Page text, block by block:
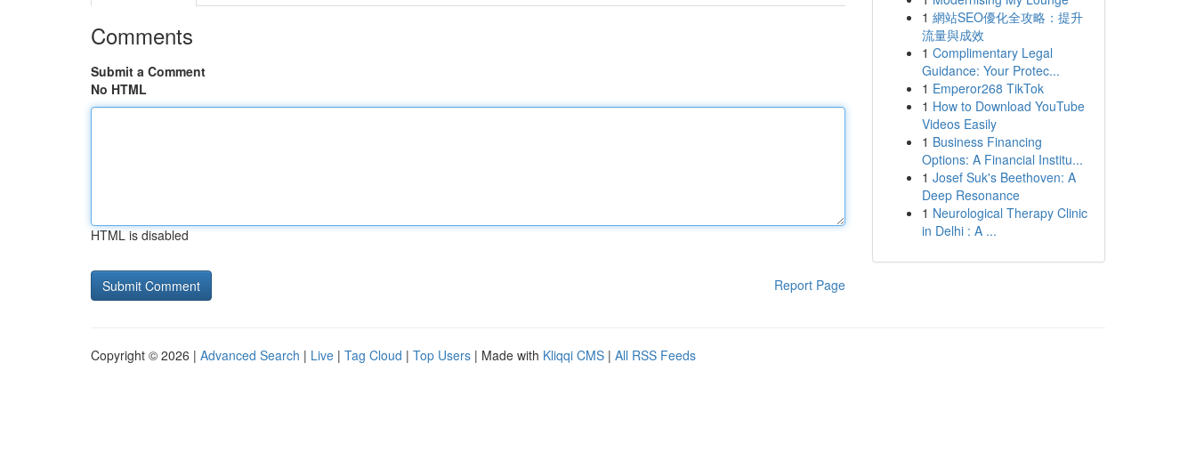
Comments
Submit a Comment
No HTML
HTML is disabled
Report Page
1 網站SEO優化全攻略：提升
流量與成效
1 Complimentary Legal
Guidance: Your Protec...
1 Emperor268 TikTok
1 How to Download YouTube
Videos Easily
1 Business Financing
Options: A Financial Institu...
1 Josef Suk's Beethoven: A
Deep Resonance
1 Neurological Therapy Clinic
in Delhi : A ...
Copyright © 2026 | Advanced Search | Live | Tag Cloud | Top Users | Made with Kliqqi CMS | All RSS Feeds